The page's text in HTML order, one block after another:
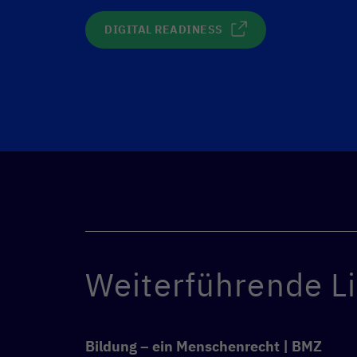
DIGITAL READINESS
Weiterführende
Bildung – ein Menschenrecht | BMZ